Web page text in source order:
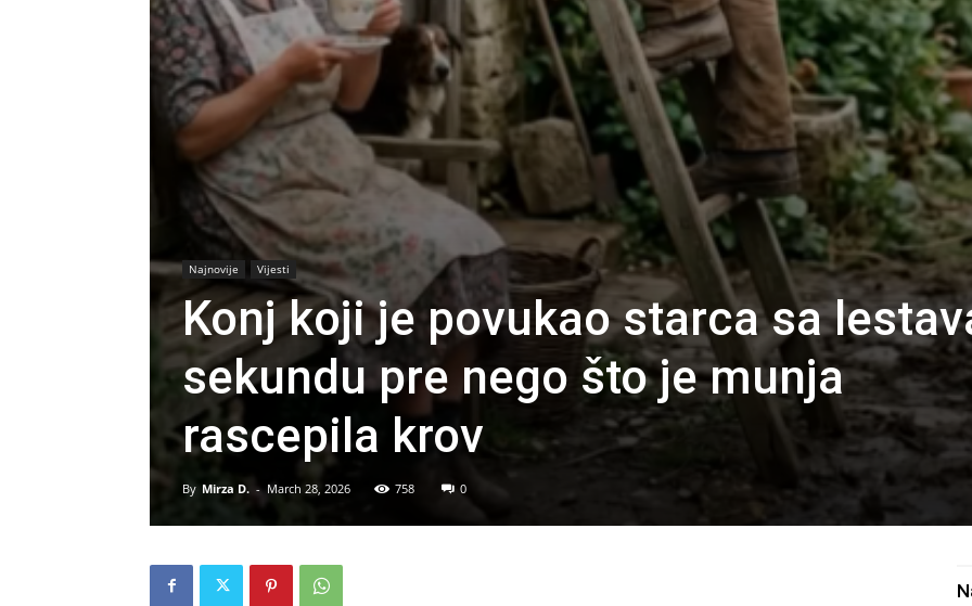
Najnovije Vijesti
Konj koji je povukao starca sa
sekundu pre nego što je munja
rascepila krov
By Mirza D. - March 28, 2026 758 0